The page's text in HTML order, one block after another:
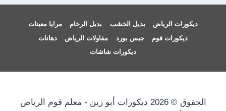
ديكورات الرياض بديل الخشب بديل الرخام
مرايا معينات
ديكورات فوم
جبس بورد مقاولات الرياض
دهانات
ديكورات شاشات
الحقوق © 2026 ديكورات أبو زين - معلم فوم الرياض